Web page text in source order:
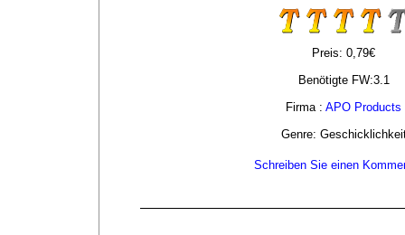
Preis: 0,79€
Benötigte FW:3.1
Firma : APO Products
Genre:
Schreiben Sie einen